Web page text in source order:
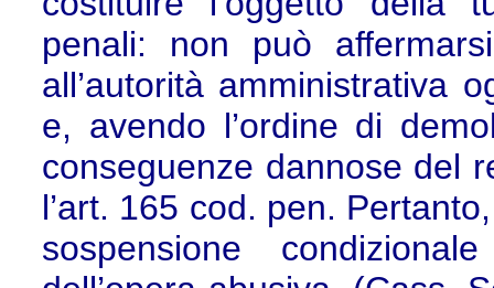
penali: non può
all’autorità amministrativa
e, avendo l’ordine di
conseguenze dannose del
l’art. 165 cod. pen.
sospensione